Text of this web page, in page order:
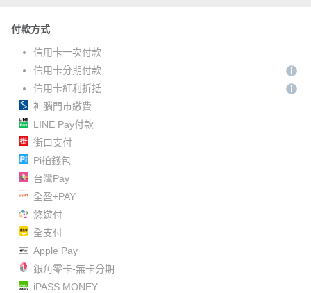
付款方式
信用卡一次付款
信用卡分期付款
信用卡紅利折抵
神腦門市繳費
LINE Pay付款
街口支付
Pi拍錢包
台灣Pay
全盈+PAY
悠遊付
全支付
Apple Pay
銀角零卡-無卡分期
iPASS MONEY